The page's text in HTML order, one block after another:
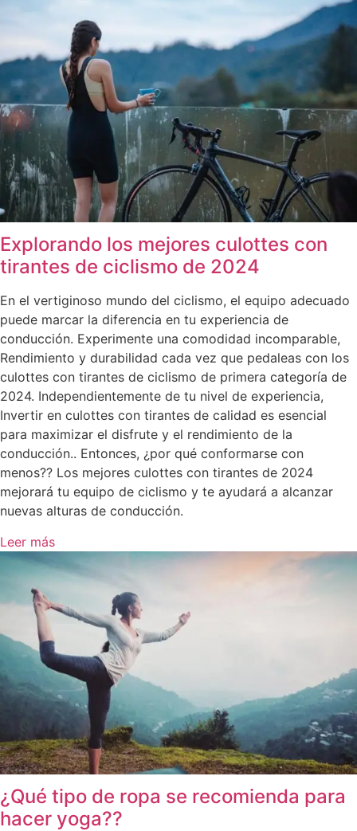
Explorando los mejores culottes con
tirantes de ciclismo de 2024
En el vertiginoso mundo del ciclismo, el equipo adecuado
puede marcar la diferencia en tu experiencia de
conducción. Experimente una comodidad incomparable,
Rendimiento y durabilidad cada vez que pedaleas con los
culottes con tirantes de ciclismo de primera categoría de
2024. Independientemente de tu nivel de experiencia,
Invertir en culottes con tirantes de calidad es esencial
para maximizar el disfrute y el rendimiento de la
conducción.. Entonces, ¿por qué conformarse con
menos?? Los mejores culottes con tirantes de 2024
mejorará tu equipo de ciclismo y te ayudará a alcanzar
nuevas alturas de conducción.
Leer más
¿Qué tipo de ropa se recomienda para
hacer yoga??